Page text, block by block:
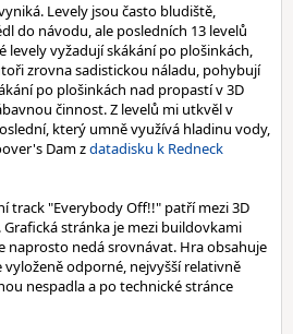
Levely jsou často bludiště,
do návodu, ale posledních 13 levelů
levely vyžadují skákání po plošinkách,
zrovna sadistickou náladu, pohybují
po plošinkách nad propastí v 3D
činnost. Z levelů mi utkvěl v
který umně využívá hladinu vody,
Dam zdatadisku k Redneck
track "Everybody Off!!" patří mezi 3D
stránka je mezi buildovkami
naprosto nedá srovnávat. Hra obsahuje
vyloženě odporné, nejvyšší relativně
nespadla a po technické stránce